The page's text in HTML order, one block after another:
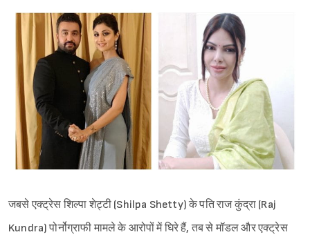
जबसे एक्ट्रेस शिल्पा शेट्टी (Shilpa Shetty) के पति राज कुंद्रा (Raj
Kundra) पोर्नोग्राफी मामले के आरोपों में घिरे हैं, तब से मॉडल और एक्ट्रेस